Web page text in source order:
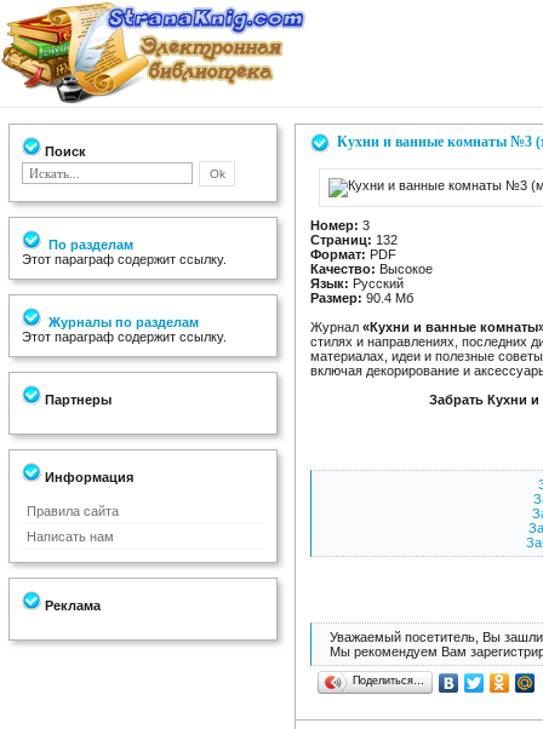
Поиск
По разделам
Этот параграф содержит ссылку.
Журналы по разделам
Этот параграф содержит ссылку.
Партнеры
Информация
Правила сайта
Написать нам
Реклама
Кухни и ванные комнаты №3
Номер: 3
Страниц: 132
Формат: PDF
Качество: Высокое
Язык: Русский
Размер: 90.4 Мб
Журнал «Кухни и ванные
стилях и направлениях, последних
материалах, идеи и полезные
включая декорирование и
Забрать Кухни
Уважаемый посетитель, Вы зашли
Мы рекомендуем Вам
Поделиться…